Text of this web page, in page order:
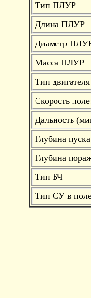
Тип ПЛУР
Длина ПЛУР
Диаметр
Масса ПЛУР
Тип двигателя
Скорость
Дальность
Глубина пуска
Глубина
Тип БЧ
Тип СУ в